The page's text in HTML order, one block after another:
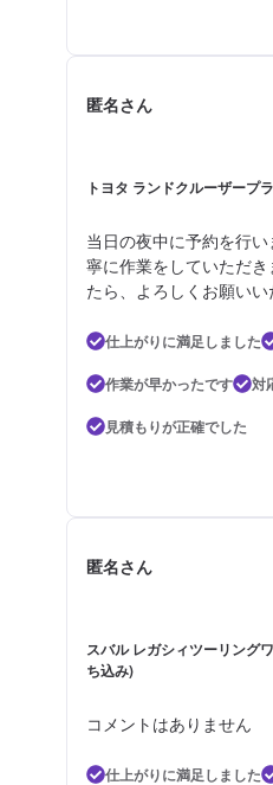
匿名さん
トヨタ ランドクルーザープ
当日の夜中に予約を行
寧に作業をしていただ
たら、よろしくお願いい
仕上がりに満足しました
作業が早かったです
対
見積もりが正確でした
匿名さん
スバル レガシィツーリング
ち込み)
コメントはありません
仕上がりに満足しました